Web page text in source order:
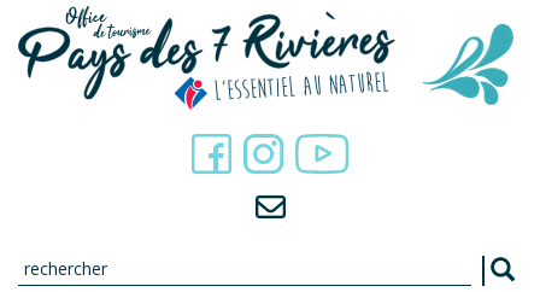
Panneau de gestion des cookies